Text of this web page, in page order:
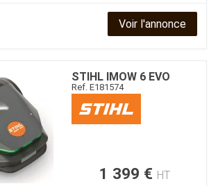
Voir l'annonce
STIHL IMOW 6 EVO
Ref. E181574
1 399 € HT